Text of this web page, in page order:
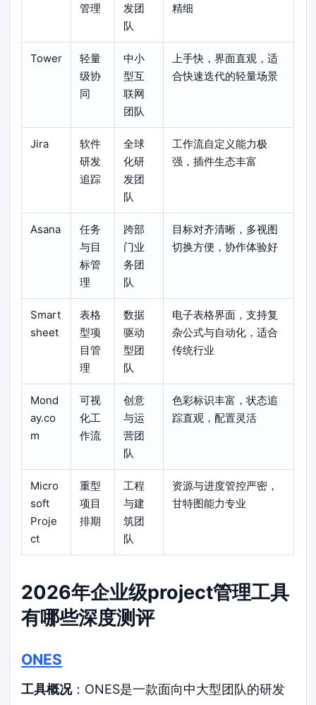
管理
发团
队
精细
Tower
轻量
级协
同
中小
型互
联网
团队
上手快，界面直观，适
合快速迭代的轻量场景
Jira
软件
研发
追踪
全球
化研
发团
队
工作流自定义能力极
强，插件生态丰富
Asana
任务
与目
标管
理
跨部
门业
务团
队
目标对齐清晰，多视图
切换方便，协作体验好
Smart
sheet
表格
型项
目管
理
数据
驱动
型团
队
电子表格界面，支持复
杂公式与自动化，适合
传统行业
Mond
ay.co
m
可视
化工
作流
创意
与运
营团
队
色彩标识丰富，状态追
踪直观，配置灵活
Micro
soft
Proje
ct
重型
项目
排期
工程
与建
筑团
队
资源与进度管控严密，
甘特图能力专业
2026年企业级project管理工具
有哪些深度测评
ONES
工具概况：ONES是一款面向中大型团队的研发